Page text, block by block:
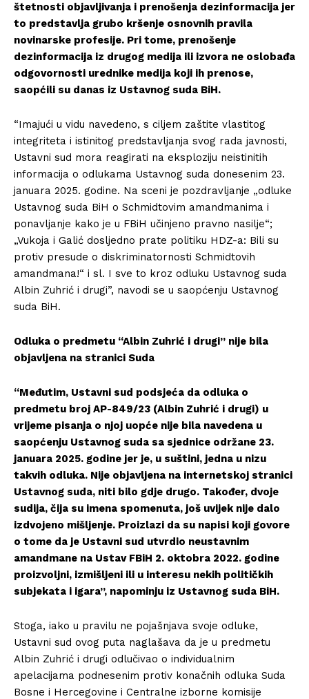
štetnosti objavljivanja i prenošenja dezinformacija jer
to predstavlja grubo kršenje osnovnih pravila
novinarske profesije. Pri tome, prenošenje
dezinformacija iz drugog medija ili izvora ne oslobađa
odgovornosti urednike medija koji ih prenose,
saopćili su danas iz Ustavnog suda BiH.
“Imajući u vidu navedeno, s ciljem zaštite vlastitog
integriteta i istinitog predstavljanja svog rada javnosti,
Ustavni sud mora reagirati na eksploziju neistinitih
informacija o odlukama Ustavnog suda donesenim 23.
januara 2025. godine. Na sceni je pozdravljanje „odluke
Ustavnog suda BiH o Schmidtovim amandmanima i
ponavljanje kako je u FBiH učinjeno pravno nasilje“;
„Vukoja i Galić dosljedno prate politiku HDZ-a: Bili su
protiv presude o diskriminatornosti Schmidtovih
amandmana!“ i sl. I sve to kroz odluku Ustavnog suda
Albin Zuhrić i drugi”, navodi se u saopćenju Ustavnog
suda BiH.
Odluka o predmetu “Albin Zuhrić i drugi” nije bila
objavljena na stranici Suda
“Međutim, Ustavni sud podsjeća da odluka o
predmetu broj AP-849/23 (Albin Zuhrić i drugi) u
vrijeme pisanja o njoj uopće nije bila navedena u
saopćenju Ustavnog suda sa sjednice održane 23.
januara 2025. godine jer je, u suštini, jedna u nizu
takvih odluka. Nije objavljena na internetskoj stranici
Ustavnog suda, niti bilo gdje drugo. Također, dvoje
sudija, čija su imena spomenuta, još uvijek nije dalo
izdvojeno mišljenje. Proizlazi da su napisi koji govore
o tome da je Ustavni sud utvrdio neustavnim
amandmane na Ustav FBiH 2. oktobra 2022. godine
proizvoljni, izmišljeni ili u interesu nekih političkih
subjekata i igara”, napominju iz Ustavnog suda BiH.
Stoga, iako u pravilu ne pojašnjava svoje odluke,
Ustavni sud ovog puta naglašava da je u predmetu
Albin Zuhrić i drugi odlučivao o individualnim
apelacijama podnesenim protiv konačnih odluka Suda
Bosne i Hercegovine i Centralne izborne komisije